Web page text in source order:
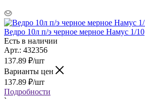
Ведро 10л п/э черное мерное Намус 1/10
Есть в наличии
Арт.: 432356
137.89 ₽/шт
Варианты цен
137.89 ₽/шт
Подробности